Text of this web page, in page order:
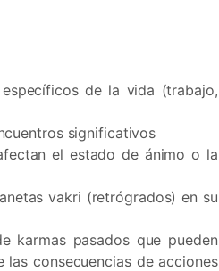
de la vida (trabajo,
significativos
el estado de ánimo o la
vakri (retrógrados) en su
karmas pasados que pueden
consecuencias de acciones